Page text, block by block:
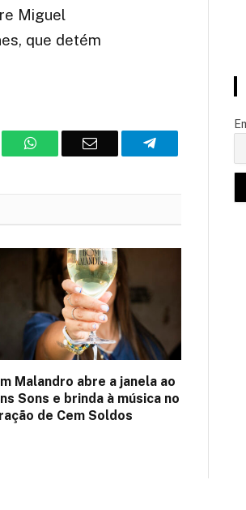
Miguel
que detém
WhatsAppE-
Telegrama
Malandro abre a janela ao
Sons e brinda à música no
de Cem Soldos